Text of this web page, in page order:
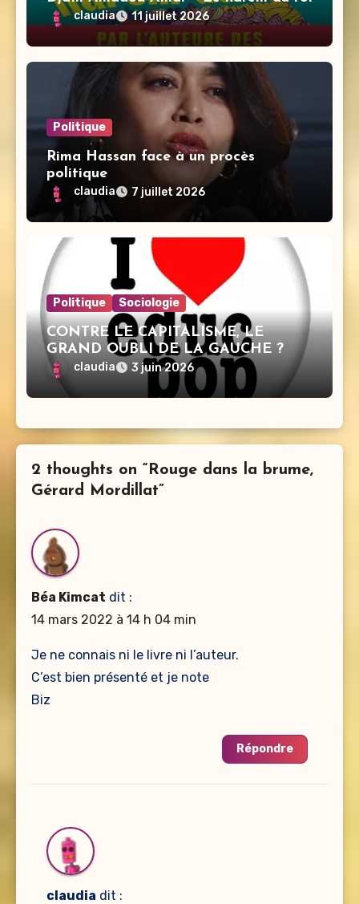
claudia 11 juillet 2026
Politique
Rima Hassan face à un procès
politique
claudia 7 juillet 2026
Politique Sociologie
CONTRE LE CAPITALISME, LE
GRAND OUBLI DE LA GAUCHE ?
claudia 3 juin 2026
2 thoughts on “Rouge dans la brume,
Gérard Mordillat”
Béa Kimcat dit :
14 mars 2022 à 14 h 04 min
Je ne connais ni le livre ni l’auteur.
C’est bien présenté et je note
Biz
Répondre
claudia dit :